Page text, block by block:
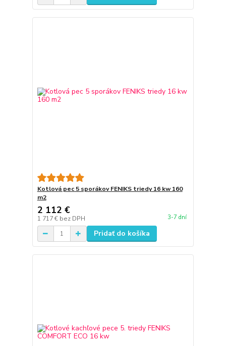
Kotlová pec 5 sporákov FENIKS triedy 16 kw 160
m2
2 112 €
1 717 € bez DPH 3-7 dní
Pridať do košíka